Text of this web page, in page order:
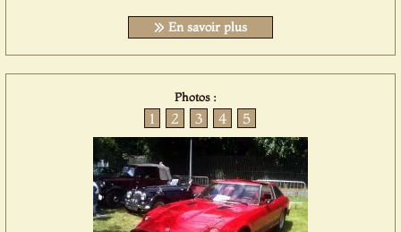
En savoir plus
Photos :
1 2 3 4 5